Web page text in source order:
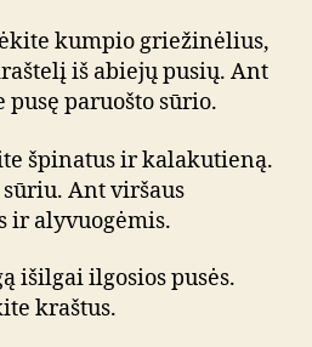
kumpio griežinėlius,
iš abiejų pusių. Ant
paruošto sūrio.
špinatus ir kalakutieną.
Ant viršaus
ir alyvuogėmis.
išilgai ilgosios pusės.
kraštus.